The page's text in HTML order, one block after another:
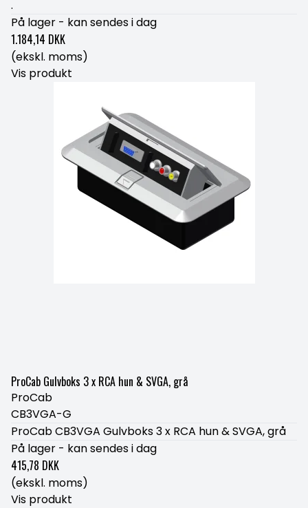
.
På lager - kan sendes i dag
1.184,14 DKK
(ekskl. moms)
Vis produkt
ProCab Gulvboks 3 x RCA hun & SVGA, grå
ProCab
CB3VGA-G
ProCab CB3VGA Gulvboks 3 x RCA hun & SVGA, grå
På lager - kan sendes i dag
415,78 DKK
(ekskl. moms)
Vis produkt